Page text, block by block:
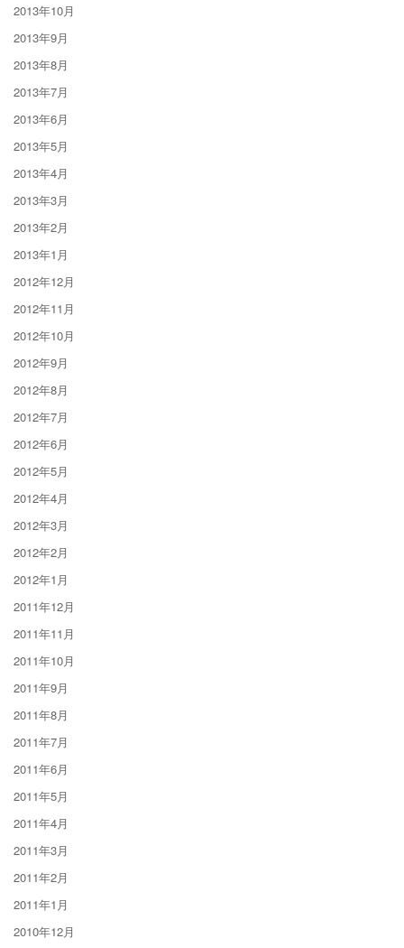
2013年10月
2013年9月
2013年8月
2013年7月
2013年6月
2013年5月
2013年4月
2013年3月
2013年2月
2013年1月
2012年12月
2012年11月
2012年10月
2012年9月
2012年8月
2012年7月
2012年6月
2012年5月
2012年4月
2012年3月
2012年2月
2012年1月
2011年12月
2011年11月
2011年10月
2011年9月
2011年8月
2011年7月
2011年6月
2011年5月
2011年4月
2011年3月
2011年2月
2011年1月
2010年12月